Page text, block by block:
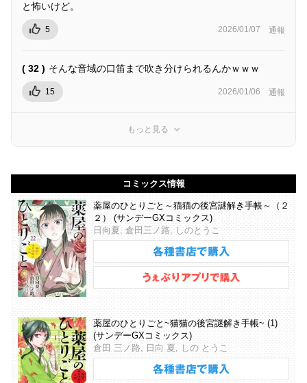
と怖いけど。
5 2026/01/07 通報
( 32 ) そんな音域の口笛まで吹き分けられるんかｗｗｗ
15 2026/01/06 通報
もっと見る
コミックス情報
薬屋のひとりごと～猫猫の後宮謎解き手帳～（２
２） (サンデーGXコミックス)
日向夏, 倉田三ノ路, しのとうこ
薬屋のひとりごと~猫猫の後宮謎解き手帳~ (1)
(サンデーGXコミックス)
倉田 三ノ路, 日向 夏, しの とうこ